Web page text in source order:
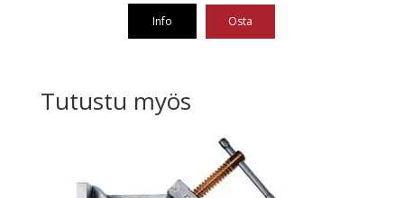
Info Osta
Tutustu myös